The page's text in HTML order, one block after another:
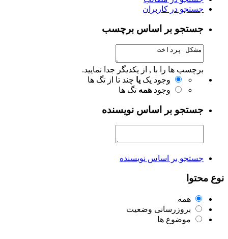
جستجو در کاربران
جستجو بر اساس برچسب
برچسب ها را با , از یکدیگر جدا نمایید.
وجود یک یا چند تا از تگ ها
وجود همه تگ ها
جستجو بر اساس نویسنده
جستجو بر اساس نویسنده
نوع محتوا
همه
بروزرسانی وضعیت
موضوع ها